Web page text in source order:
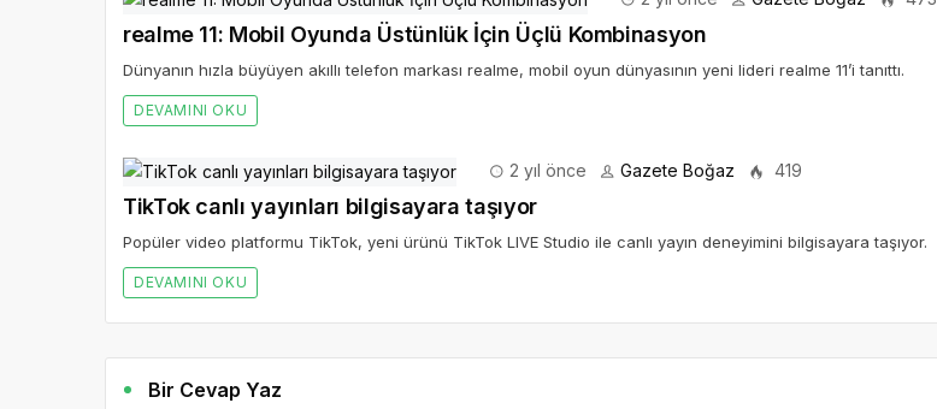
realme 11: Mobil Oyunda Üstünlük İçin Üçlü Kombinasyon
Dünyanın hızla büyüyen akıllı telefon markası realme, mobil oyun dünyasının yeni lideri realme 11’i tanıttı.
DEVAMINI OKU
2 yıl önce Gazete Boğaz 419
TikTok canlı yayınları bilgisayara taşıyor
Popüler video platformu TikTok, yeni ürünü TikTok LIVE Studio ile canlı yayın deneyimini bilgisayara taşıyor.
DEVAMINI OKU
Bir Cevap Yaz